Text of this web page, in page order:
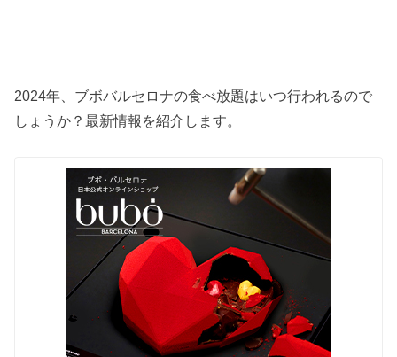
2024年、ブボバルセロナの食べ放題はいつ行われるので
しょうか？最新情報を紹介します。